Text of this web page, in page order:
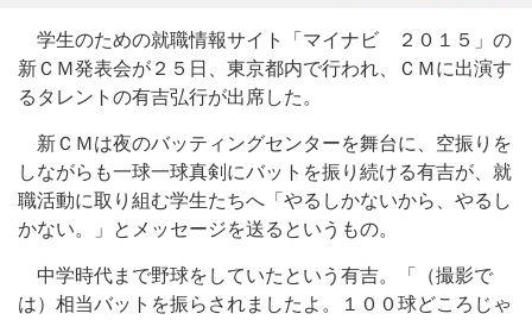
学生のための就職情報サイト「マイナビ ２０１５」の
新ＣＭ発表会が２５日、東京都内で行われ、ＣＭに出演す
るタレントの有吉弘行が出席した。
新ＣＭは夜のバッティングセンターを舞台に、空振りを
しながらも一球一球真剣にバットを振り続ける有吉が、就
職活動に取り組む学生たちへ「やるしかないから、やるし
かない。」とメッセージを送るというもの。
中学時代まで野球をしていたという有吉。「（撮影で
は）相当バットを振らされましたよ。１００球どころじゃ